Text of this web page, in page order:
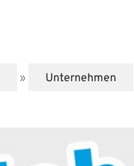
» Unternehmen